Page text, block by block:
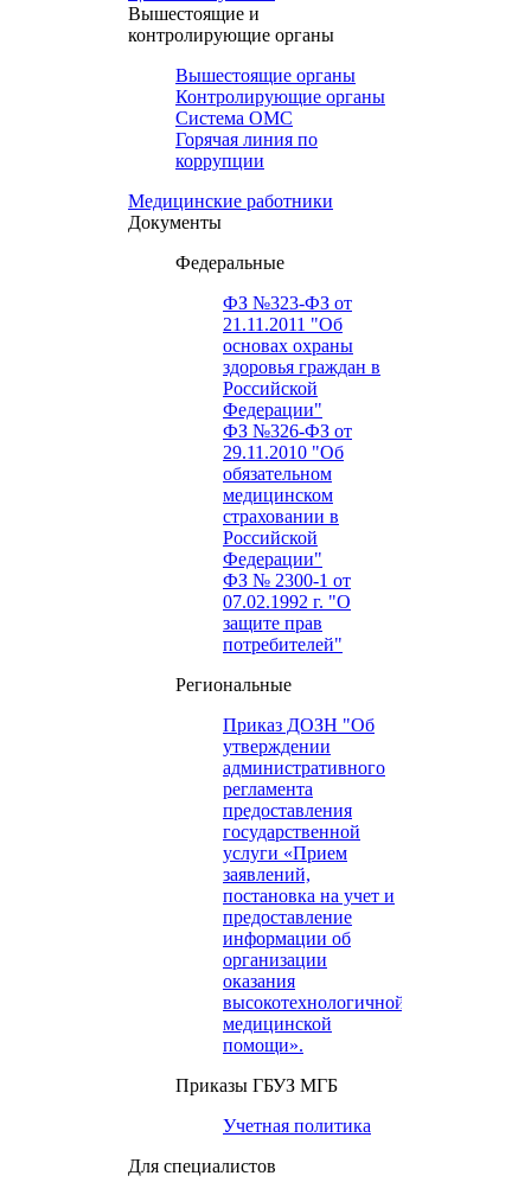
Вышестоящие и
контролирующие органы
Вышестоящие органы
Контролирующие органы
Система ОМС
Горячая линия по
коррупции
Медицинские работники
Документы
Федеральные
ФЗ №323-ФЗ от
21.11.2011 "Об
основах охраны
здоровья граждан в
Российской
Федерации"
ФЗ №326-ФЗ от
29.11.2010 "Об
обязательном
медицинском
страховании в
Российской
Федерации"
ФЗ № 2300-1 от
07.02.1992 г. "О
защите прав
потребителей"
Региональные
Приказ ДОЗН "Об
утверждении
административного
регламента
предоставления
государственной
услуги «Прием
заявлений,
постановка на учет и
предоставление
информации об
организации
оказания
высокотехнологичной
медицинской
помощи».
Приказы ГБУЗ МГБ
Учетная политика
Для специалистов